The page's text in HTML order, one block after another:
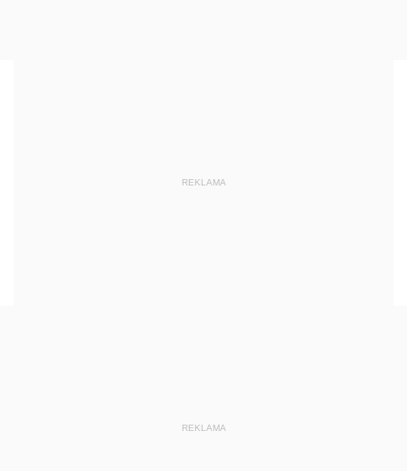
REKLAMA
REKLAMA